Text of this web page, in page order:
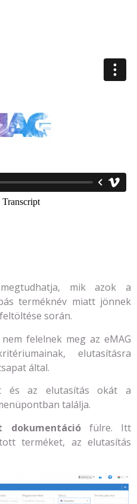
mik azok a
terméknév miatt jönnek
során.
felelnek meg az eMAG
elutasításra
által.
és az elutasítás okát a
találja.
dokumentációfülre. Itt
terméket, az elutasítás